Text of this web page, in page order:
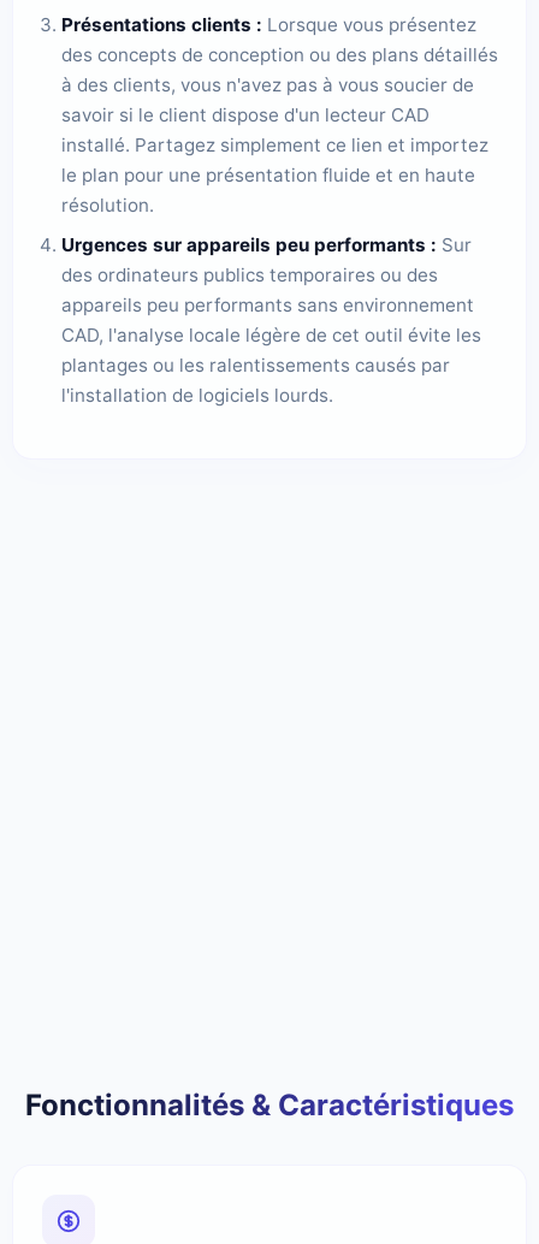
Présentations clients : Lorsque vous présentez
des concepts de conception ou des plans détaillés
à des clients, vous n'avez pas à vous soucier de
savoir si le client dispose d'un lecteur CAD
installé. Partagez simplement ce lien et importez
le plan pour une présentation fluide et en haute
résolution.
Urgences sur appareils peu performants : Sur
des ordinateurs publics temporaires ou des
appareils peu performants sans environnement
CAD, l'analyse locale légère de cet outil évite les
plantages ou les ralentissements causés par
l'installation de logiciels lourds.
Fonctionnalités & Caractéristiques